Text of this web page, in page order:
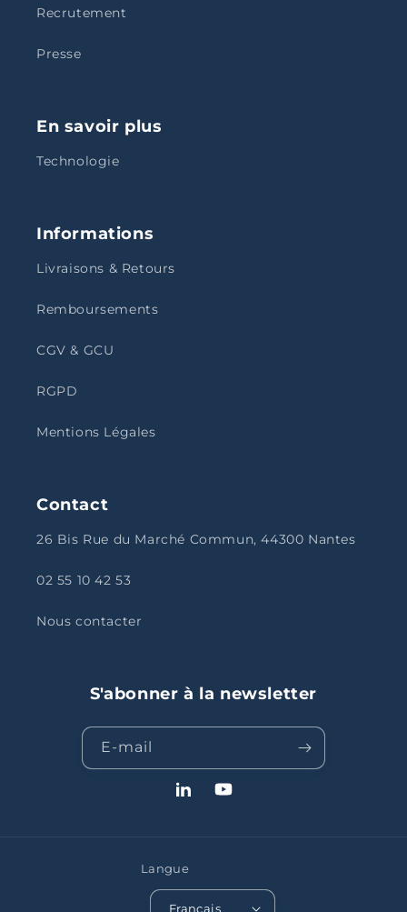
Recrutement
Presse
En savoir plus
Technologie
Informations
Livraisons & Retours
Remboursements
CGV & GCU
RGPD
Mentions Légales
Contact
26 Bis Rue du Marché Commun, 44300 Nantes
02 55 10 42 53
Nous contacter
S'abonner à la newsletter
E-mail
LinkedInYouTube
Langue
Français